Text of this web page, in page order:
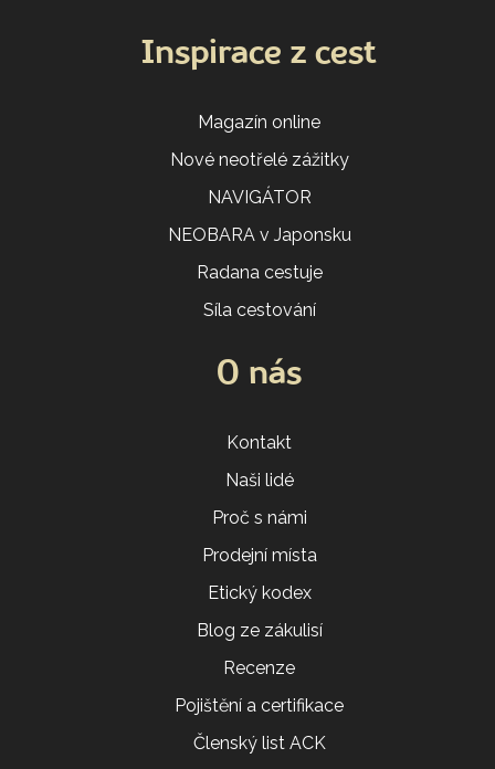
Inspirace z cest
Magazín online
Nové neotřelé zážitky
NAVIGÁTOR
NEOBARA v Japonsku
Radana cestuje
Síla cestování
O nás
Kontakt
Naši lidé
Proč s námi
Prodejní místa
Etický kodex
Blog ze zákulisí
Recenze
Pojištění a certifikace
Členský list ACK